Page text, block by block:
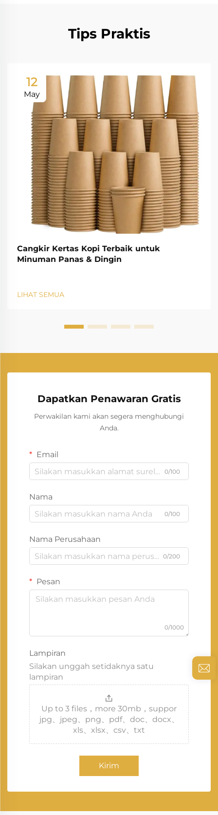
Tips Praktis
12
May
Cangkir Kertas Kopi Terbaik untuk
Minuman Panas & Dingin
LIHAT SEMUA
Dapatkan Penawaran Gratis
Perwakilan kami akan segera menghubungi
Anda.
Email
0/100
Nama
0/100
Nama Perusahaan
0/200
Pesan
0/1000
Lampiran
Silakan unggah setidaknya satu
lampiran
Up to 3 files，more 30mb，suppor
jpg、jpeg、png、pdf、doc、docx、
xls、xlsx、csv、txt
Kirim